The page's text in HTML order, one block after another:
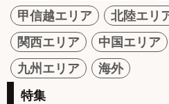
甲信越エリア
北陸エリ
関西エリア
中国エリア
九州エリア
海外
特集